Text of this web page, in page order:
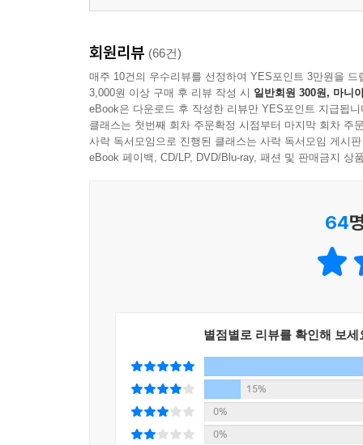
회원리뷰 (66건)
매주 10건의 우수리뷰를 선정하여 YES포인트 3만원을 드
3,000원 이상 구매 후 리뷰 작성 시 일반회원 300원, 마니
eBook은 다운로드 후 작성한 리뷰만 YES포인트 지급됩니
클래스는 첫번째 회차 주문확정 시점부터 마지막 회차 주
사락 독서모임으로 진행된 클래스는 사락 독서모임 게시
eBook 페이백, CD/LP, DVD/Blu-ray, 패션 및 판매금지 상
64
별점별로 리뷰를 확인해 보세
15%
0%
0%